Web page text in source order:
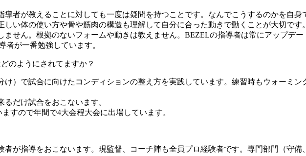
導者が教えることに対しても一度は疑問を持つことです。なんでこうするのかを自
しい体の使い方や骨や筋肉の構造も理解して自分に合った動きで動くことが大切です
ません。根拠のないフォームや動きは教えません。BEZELの指導者は常にアップデ
者が一番勉強しています。
のようにされてますか？
け）で試合に向けたコンディションの整え方を実践しています。練習時もウォーミ
だけ試合をおこないます。
すので年間で4大会程大会に出場しています。
者が指導をおこないます。現監督、コーチ陣も全員プロ経験者です。専門部門（守